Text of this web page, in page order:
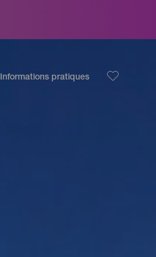
Informations pratiques